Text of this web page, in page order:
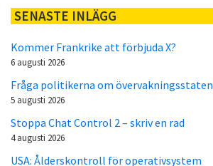
SENASTE INLÄGG
Kommer Frankrike att förbjuda X?
6 augusti 2026
Fråga politikerna om övervakningsstaten
5 augusti 2026
Stoppa Chat Control 2 – skriv en rad
4 augusti 2026
USA: Ålderskontroll för operativsystem